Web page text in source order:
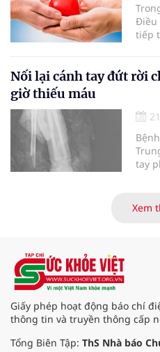
Điều
tiếp
hiến
Nối lại cánh tay đứt rời
giờ thiếu máu
tay
Xem
Giấy phép hoạt động báo chí
thông tin và truyền thông cấp
Tổng Biên Tập: ThS Nhà báo